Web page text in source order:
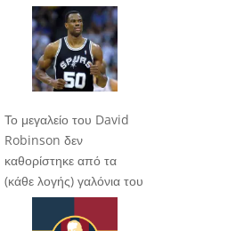
Το μεγαλείο του David
Robinson δεν
καθορίστηκε από τα
(κάθε λογής) γαλόνια του